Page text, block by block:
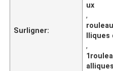
Surligner:
ux
,
lliques
,